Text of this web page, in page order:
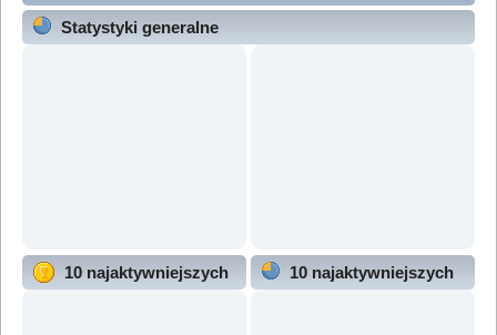
Statystyki generalne
10 najaktywniejszych
10 najaktywniejszych